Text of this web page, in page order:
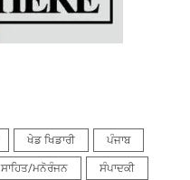
ਖੇਡ ਖਿਡਾਰੀ ਪੰਜਾਬ
ਸਾਹਿਤ/ਮਨੋਰੰਜਨ ਸੰਪਾਦਕੀ